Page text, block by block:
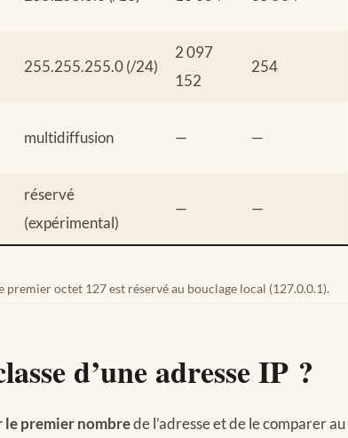
255.255.255.0 (/24)
2 097
152
254
multidiffusion — —
réservé
(expérimental)
— —
premier octet 127 est réservé au bouclage local (127.0.0.1).
d’une adresse IP ?
le premier nombrede l’adresse et de le comparer au